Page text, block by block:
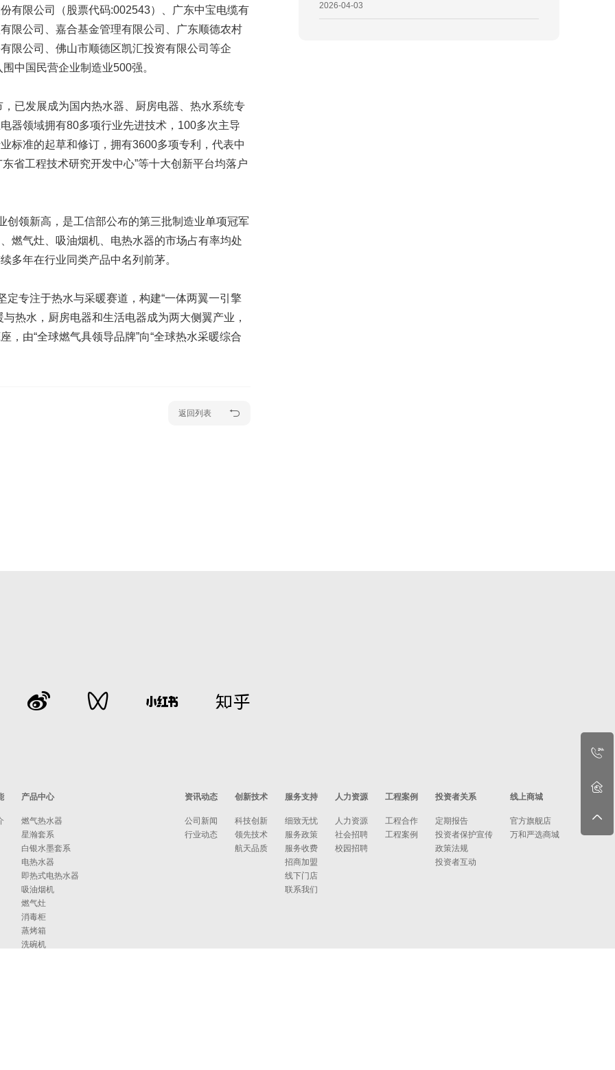
有限公司（股票代码:002543）、广东中宝电缆有
限公司、嘉合基金管理有限公司、广东顺德农村
限公司、佛山市顺德区凯汇投资有限公司等企
中国民营企业制造业500强。
已发展成为国内热水器、厨房电器、热水系统专
器领域拥有80多项行业先进技术，100多次主导
标准的起草和修订，拥有3600多项专利，代表中
省工程技术研究开发中心”等十大创新平台均落户
创领新高，是工信部公布的第三批制造业单项冠军
燃气灶、吸油烟机、电热水器的市场占有率均处
多年在行业同类产品中名列前茅。
定专注于热水与采暖赛道，构建“一体两翼一引擎
热水，厨房电器和生活电器成为两大侧翼产业，
由“全球燃气具领导品牌”向“全球热水采暖综合
返回列表
2026-04-03
产品中心
燃气热水器
星瀚套系
白银水墨套系
电热水器
即热式电热水器
吸油烟机
燃气灶
消毒柜
蒸烤箱
洗碗机
资讯动态
公司新闻
行业动态
创新技术
科技创新
领先技术
航天品质
服务支持
细致无忧
服务政策
服务收费
招商加盟
线下门店
联系我们
人力资源
人力资源
社会招聘
校园招聘
工程案例
工程合作
工程案例
投资者关系
定期报告
投资者保护宣传
政策法规
投资者互动
线上商城
官方旗舰店
万和严选商城